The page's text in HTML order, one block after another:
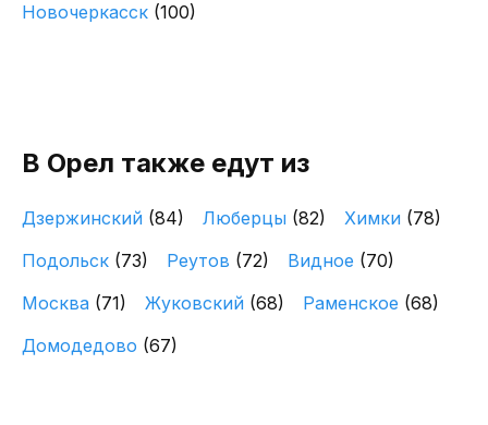
Новочеркасск (100)
В Орел также едут из
Дзержинский (84) Люберцы (82) Химки (78)
Подольск (73) Реутов (72) Видное (70)
Москва (71) Жуковский (68) Раменское (68)
Домодедово (67)